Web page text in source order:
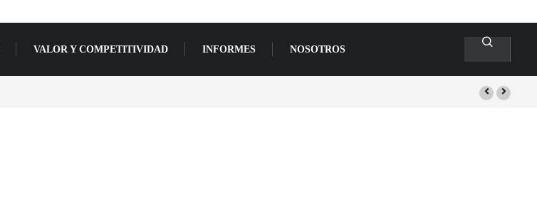
VALOR Y COMPETITIVIDAD INFORMES NOSOTROS